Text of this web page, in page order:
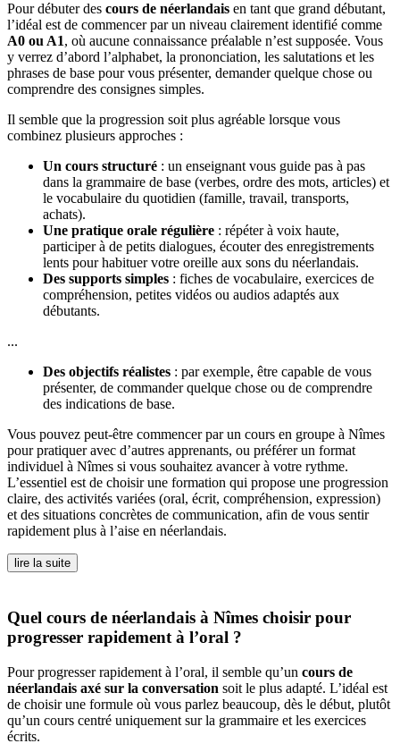
Pour débuter des cours de néerlandais en tant que grand débutant,
l’idéal est de commencer par un niveau clairement identifié comme
A0 ou A1, où aucune connaissance préalable n’est supposée. Vous
y verrez d’abord l’alphabet, la prononciation, les salutations et les
phrases de base pour vous présenter, demander quelque chose ou
comprendre des consignes simples.
Il semble que la progression soit plus agréable lorsque vous
combinez plusieurs approches :
Un cours structuré : un enseignant vous guide pas à pas
dans la grammaire de base (verbes, ordre des mots, articles) et
le vocabulaire du quotidien (famille, travail, transports,
achats).
Une pratique orale régulière : répéter à voix haute,
participer à de petits dialogues, écouter des enregistrements
lents pour habituer votre oreille aux sons du néerlandais.
Des supports simples : fiches de vocabulaire, exercices de
compréhension, petites vidéos ou audios adaptés aux
débutants.
...
Des objectifs réalistes : par exemple, être capable de vous
présenter, de commander quelque chose ou de comprendre
des indications de base.
Vous pouvez peut-être commencer par un cours en groupe à Nîmes
pour pratiquer avec d’autres apprenants, ou préférer un format
individuel à Nîmes si vous souhaitez avancer à votre rythme.
L’essentiel est de choisir une formation qui propose une progression
claire, des activités variées (oral, écrit, compréhension, expression)
et des situations concrètes de communication, afin de vous sentir
rapidement plus à l’aise en néerlandais.
lire la suite
Quel cours de néerlandais à Nîmes choisir pour
progresser rapidement à l’oral ?
Pour progresser rapidement à l’oral, il semble qu’un cours de
néerlandais axé sur la conversation soit le plus adapté. L’idéal est
de choisir une formule où vous parlez beaucoup, dès le début, plutôt
qu’un cours centré uniquement sur la grammaire et les exercices
écrits.